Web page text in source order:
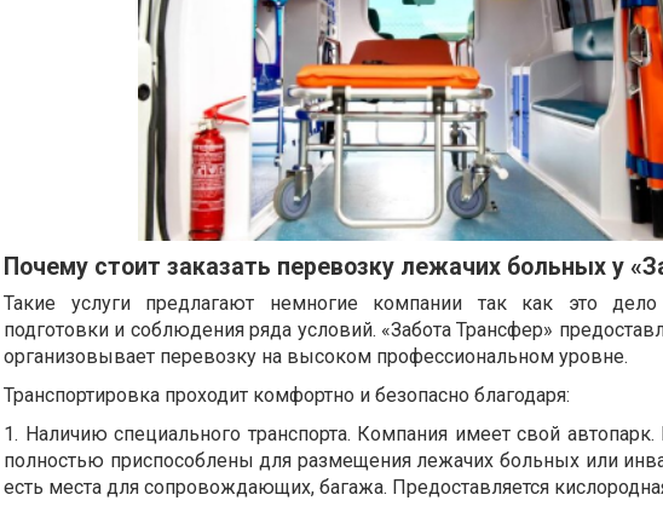
Почему стоит заказать перевозку лежачих больных у
Такие услуги предлагают немногие компании так как это дело
подготовки и соблюдения ряда условий. «Забота Трансфер»
организовывает перевозку на высоком профессиональном уровне.
Транспортировка проходит комфортно и безопасно благодаря:
1. Наличию специального транспорта. Компания имеет свой
полностью приспособлены для размещения лежачих больных или
есть места для сопровождающих, багажа. Предоставляется